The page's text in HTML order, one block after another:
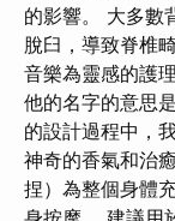
的影響。 大多數
脫臼，導致脊椎
音樂為靈感的護
他的名字的意思
的設計過程中，
神奇的香氣和治
捏）為整個身體